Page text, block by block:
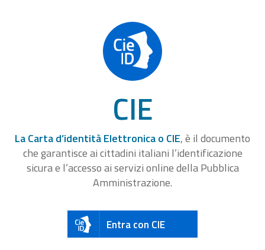
CIE
La Carta d’identità Elettronica o CIE, è il documento
che garantisce ai cittadini italiani l’identificazione
sicura e l’accesso ai servizi online della Pubblica
Amministrazione.
Entra con CIE